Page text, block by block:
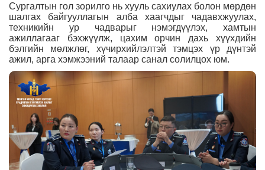
Сургалтын гол зорилго нь хууль сахиулах болон мөрдөн
шалгах байгууллагын алба хаагчдыг чадавхжуулах,
техникийн ур чадварыг нэмэгдүүлэх, хамтын
ажиллагааг бэхжүүлж, цахим орчин дахь хүүхдийн
бэлгийн мөлжлөг, хүчирхийлэлтэй тэмцэх үр дүнтэй
ажил, арга хэмжээний талаар санал солилцох юм.